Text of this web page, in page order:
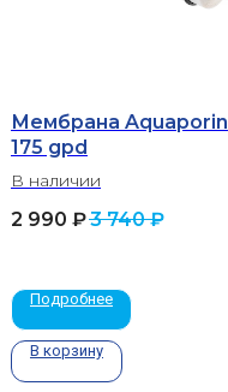
Мембрана Aquaporin
175 gpd
В наличии
2 990 ₽3 740 ₽
Подробнее
В корзину